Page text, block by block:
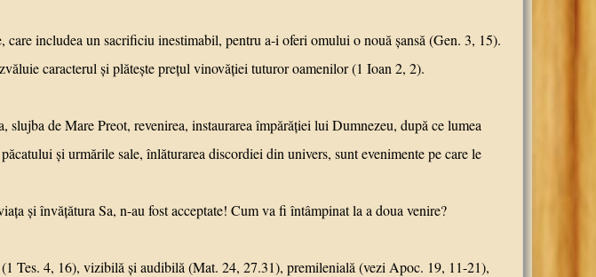
includea un sacrificiu inestimabil, pentru a-i oferi omului o nouă şansă (Gen. 3, 15).
caracterul şi plăteşte preţul vinovăţiei tuturor oamenilor (1 Ioan 2, 2).
de Mare Preot, revenirea, instaurarea împărăţiei lui Dumnezeu, după ce lumea
şi urmările sale, înlăturarea discordiei din univers, sunt evenimente pe care le
învăţătura Sa, n-au fost acceptate! Cum va fi întâmpinat la a doua venire?
4, 16), vizibilă şi audibilă (Mat. 24, 27.31), premilenială (vezi Apoc. 19, 11-21),